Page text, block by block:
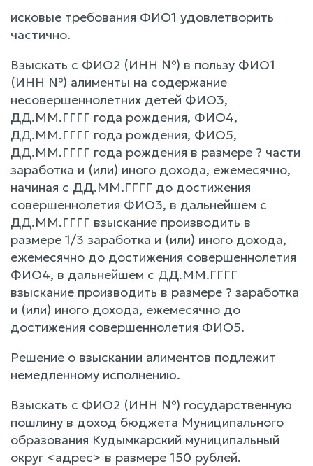
исковые требования ФИО1 удовлетворить
частично.
Взыскать с ФИО2 (ИНН №) в пользу ФИО1
(ИНН №) алименты на содержание
несовершеннолетних детей ФИО3,
ДД.ММ.ГГГГ года рождения, ФИО4,
ДД.ММ.ГГГГ года рождения, ФИО5,
ДД.ММ.ГГГГ года рождения в размере ? части
заработка и (или) иного дохода, ежемесячно,
начиная с ДД.ММ.ГГГГ до достижения
совершеннолетия ФИО3, в дальнейшем с
ДД.ММ.ГГГГ взыскание производить в
размере 1/3 заработка и (или) иного дохода,
ежемесячно до достижения совершеннолетия
ФИО4, в дальнейшем с ДД.ММ.ГГГГ
взыскание производить в размере ? заработка
и (или) иного дохода, ежемесячно до
достижения совершеннолетия ФИО5.
Решение о взыскании алиментов подлежит
немедленному исполнению.
Взыскать с ФИО2 (ИНН №) государственную
пошлину в доход бюджета Муниципального
образования Кудымкарский муниципальный
округ <адрес> в размере 150 рублей.